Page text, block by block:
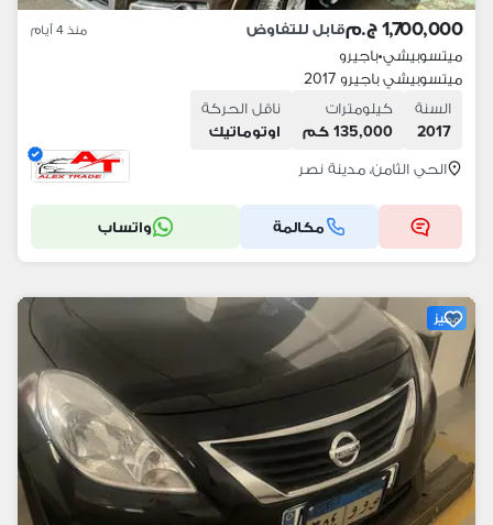
1,700,000 ج.م قابل للتفاوض منذ 4 أيام
ميتسوبيشي•باجيرو
ميتسوبيشي باجيرو 2017
السنة
2017
كيلومترات
135,000 كم
ناقل الحركة
اوتوماتيك
الحي الثامن، مدينة نصر
مكالمة واتساب
مميز